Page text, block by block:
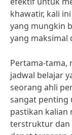
khawatir, kali
yang mungkin
yang maksimal
Pertama-tama,
jadwal belajar
seorang ahli
sangat penting
pastikan kalian
terstruktur dan